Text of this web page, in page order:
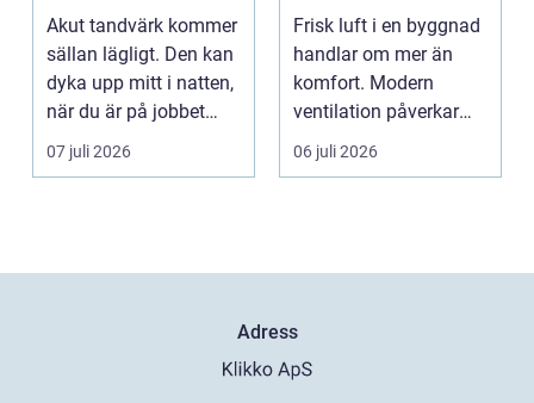
tanden krisar
Akut tandvärk kommer
sällan lägligt. Den kan
dyka upp mitt i natten,
när du är på jobbet
eller preci...
07 juli 2026
byggnader och
lägre
energikostnader
Frisk luft i en byggnad
handlar om mer än
komfort. Modern
ventilation påverkar
hälsa...
06 juli 2026
Adress